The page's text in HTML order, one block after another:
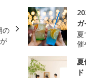
の
ガ
催
夏
ド